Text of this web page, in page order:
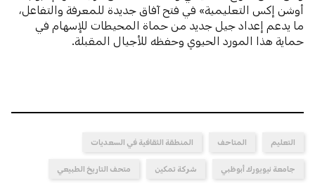
أوشن إكس التعليمية» في فتح آفاق جديدة للمعرفة والتفاعل،
ما يدعم إعداد جيل جديد من حماة المحيطات للإسهام في
حماية هذا المورد الحيوي وحفظه للأجيال المقبلة.
التعليم المتاحف المنطقة الثقافية في السعديات
جامعة نيويورك أبوظبي شركة تمكين متحف التاريخ الطبيعي